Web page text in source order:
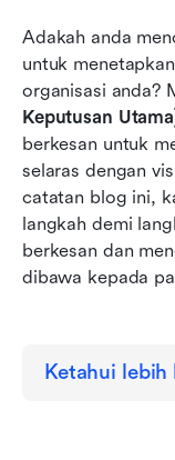
Adakah anda
untuk
organisasi anda?
Keputusan
berkesan untuk
selaras dengan
catatan blog ini,
langkah demi
berkesan dan
dibawa kepada
Ketahui lebih
Langkah 3:
Langkah 4:
Kenapa